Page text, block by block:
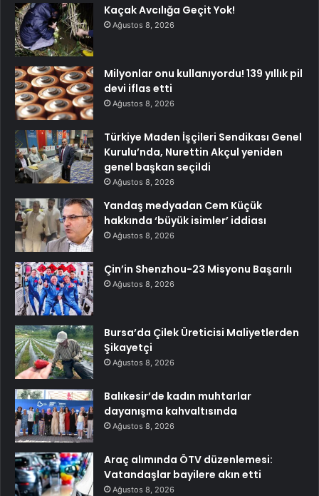
Kaçak Avcılığa Geçit Yok!
Ağustos 8, 2026
Milyonlar onu kullanıyordu! 139 yıllık pil
devi iflas etti
Ağustos 8, 2026
Türkiye Maden İşçileri Sendikası Genel
Kurulu’nda, Nurettin Akçul yeniden
genel başkan seçildi
Ağustos 8, 2026
Yandaş medyadan Cem Küçük
hakkında ‘büyük isimler’ iddiası
Ağustos 8, 2026
Çin’in Shenzhou-23 Misyonu Başarılı
Ağustos 8, 2026
Bursa’da Çilek Üreticisi Maliyetlerden
Şikayetçi
Ağustos 8, 2026
Balıkesir’de kadın muhtarlar
dayanışma kahvaltısında
Ağustos 8, 2026
Araç alımında ÖTV düzenlemesi:
Vatandaşlar bayilere akın etti
Ağustos 8, 2026